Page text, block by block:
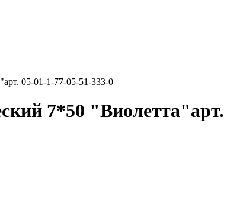
05-01-1-77-05-51-333-0
7*50 "Виолетта"арт.